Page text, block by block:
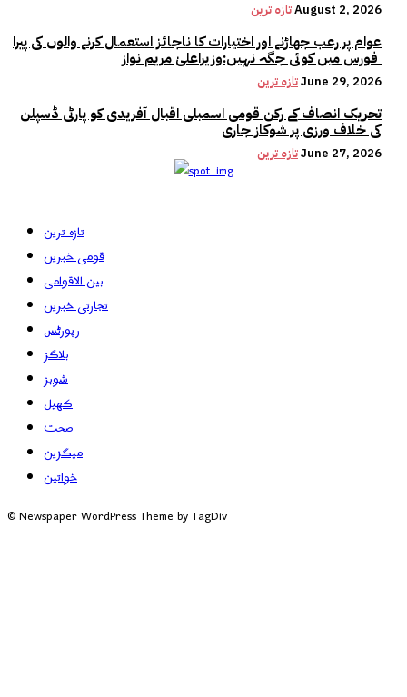
تازہ ترینAugust 2, 2026
عوام پر رعب جھاڑنے اور اختیارات کا ناجائز استعمال کرنے والوں کی پیرا
تازہ ترینJune 29, 2026
تحریک انصاف کے رکن قومی اسمبلی اقبال آفریدی کو پارٹی ڈسپلن
کی خلاف ورزی پر شوکاز جاری
تازہ ترینJune 27, 2026
تازہ ترین
قومی خبریں
بین الاقوامی
تجارتی خبریں
رپورٹس
بلاگز
شوبز
کھیل
صحت
میگزین
خواتین
© Newspaper WordPress Theme by TagDiv